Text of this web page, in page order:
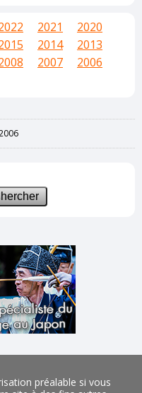
2021
2020
2014
2013
2007
2006
préalable si vous